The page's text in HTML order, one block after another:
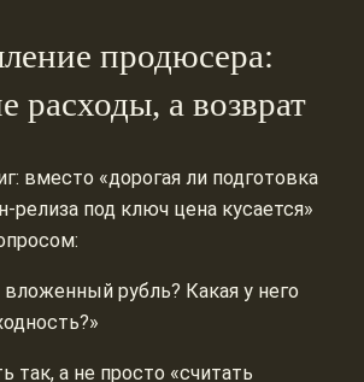
продюсера:
расходы, а возврат
вместо «дорогая ли подготовка
релиза под ключ цена кусается»
рубль? Какая у него
а не просто «считать